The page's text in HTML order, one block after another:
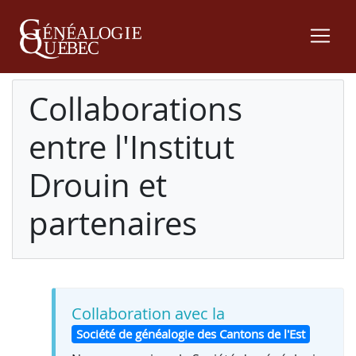
Collaborations
entre l'Institut
Drouin et
partenaires
Collaboration avec la
Société de généalogie des Cantons de l'Est